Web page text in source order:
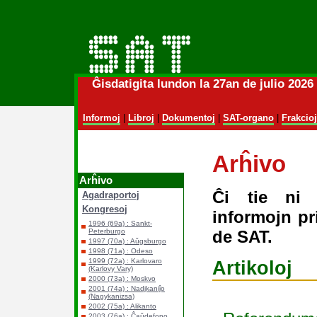
Ĝisdatigita lundon la 27an de julio
Informoj Libroj Dokumentoj SAT-organo| Frakcioj
Arĥivo
Agadraportoj
Kongresoj
1996 (69a) : Sankt-
Peterburgo
1997 (70a) : Aŭgsburgo
1998 (71a) : Odeso
1999 (72a) : Karlovaro
(Karlovy Vary)
2000 (73a) : Moskvo
2001 (74a) : Nadjkaniĵo
(Nagykanizsa)
2002 (75a) : Alikanto
Arĥivo
Ĉi tie ni
informojn
de SAT.
Artikoloj